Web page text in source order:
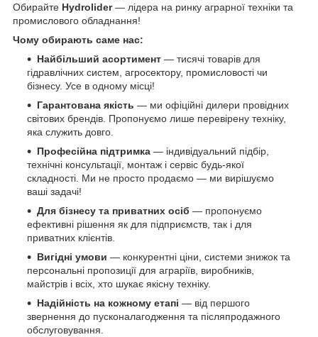
Обирайте Hydrolider— лідера на ринку аграрної техніки та
промислового обладнання!
Чому обирають саме нас:
Найбільший асортимент — тисячі товарів для
гідравлічних систем, агросектору, промисловості чи
бізнесу. Усе в одному місці!
Гарантована якість — ми офіційні дилери провідних
світових брендів. Пропонуємо лише перевірену техніку,
яка служить довго.
Професійна підтримка — індивідуальний підбір,
технічні консультації, монтаж і сервіс будь-якої
складності. Ми не просто продаємо — ми вирішуємо
ваші задачі!
Для бізнесу та приватних осіб — пропонуємо
ефективні рішення як для підприємств, так і для
приватних клієнтів.
Вигідні умови — конкурентні ціни, системи знижок та
персональні пропозиції для аграріїв, виробників,
майстрів і всіх, хто шукає якісну техніку.
Надійність на кожному етапі — від першого
звернення до пусконалагодження та післяпродажного
обслуговування.